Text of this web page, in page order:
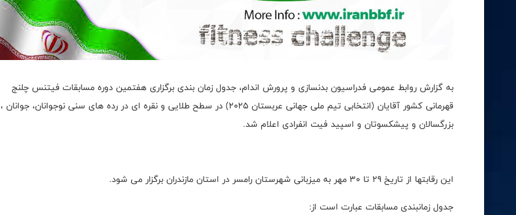
به گزارش روابط عمومی فدراسیون بدنسازی و پرورش اندام، جدول زمان بندی برگزاری هفتمین دوره مسابقات فیتنس چلنج
قهرمانی کشور آقایان (انتخابی تیم ملی جهانی عربستان ۲۰۲۵) در سطح طلایی و نقره ای در رده های سنی نوجوانان، جوانان ،
بزرگسالان و پیشکسوتان و اسپید فیت انفرادی اعلام شد.
این رقابتها از تاریخ ۲۹ تا ۳۰ مهر به میزبانی شهرستان رامسر در استان مازندران برگزار می شود.
جدول زمانبندی مسابقات عبارت است از: